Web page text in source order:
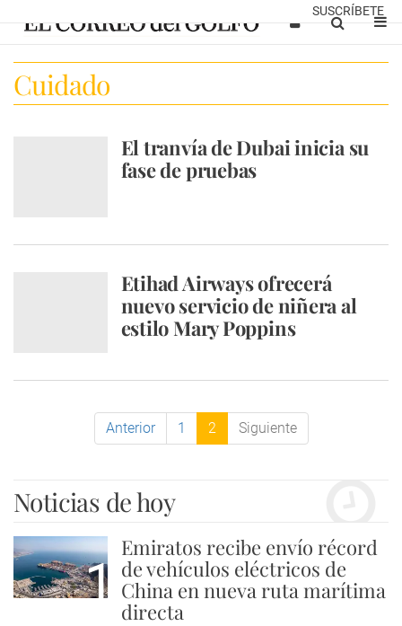
SUSCRÍBETE
Cuidado
El tranvía de Dubai inicia su
fase de pruebas
Etihad Airways ofrecerá
nuevo servicio de niñera al
estilo Mary Poppins
Anterior 1 2 Siguiente
Noticias de hoy
1
Emiratos recibe envío récord
de vehículos eléctricos de
China en nueva ruta marítima
directa